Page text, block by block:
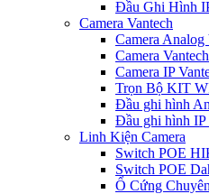
Đầu Ghi Hình
Camera Vantech
Camera Analog
Camera
Camera IP
Trọn Bộ KIT
Đầu ghi hình
Đầu ghi hình
Linh Kiện Camera
Switch POE
Switch POE
Ổ Cứng